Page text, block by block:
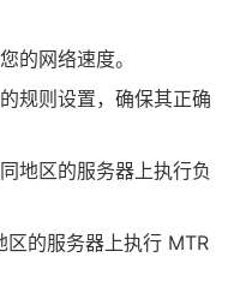
的网络速度。
规则设置，确保其正确
地区的服务器上执行负
区的服务器上执行 MTR